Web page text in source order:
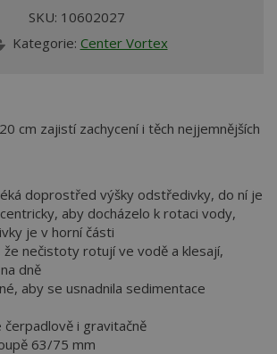
SKU: 10602027
Kategorie: Center Vortex
cm zajistí zachycení i těch nejjemnějších
doprostřed výšky odstředivky, do ní je
aby docházelo k rotaci vody,
je v horní části
nečistoty rotují ve vodě a klesají,
dně
aby se usnadnila sedimentace
i gravitačně
63/75 mm